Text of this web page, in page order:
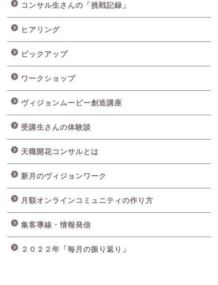
コンサル生さんの「挑戦記録」
ヒアリング
ピックアップ
ワークショップ
ヴィジョンムービー創造講座
受講生さんの体験談
天職開花コンサルとは
新月のヴィジョンワーク
月額オンラインコミュニティの作り方
集客導線・情報発信
２０２２年「毎月の振り返り」